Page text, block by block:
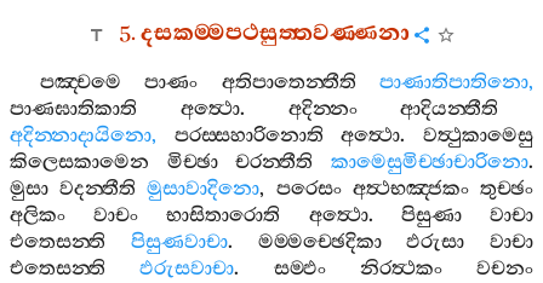
5.දසකම‍්මපථසුත‍්තවණ‍්ණනා
පඤ‍්චමෙ පාණං අතිපාතෙන‍්තීති පාණාතිපාතිනො,
පාණඝාතිකාති
අත්‍ථො. අදින‍්නං
ආදියන‍්තීති
අදින‍්නාදායිනො, පරස‍්සහාරිනොති අත්‍ථො.වත්‍ථුකාමෙසු
කිලෙසකාමෙන
මිච‍්ඡා චරන‍්තීති කාමෙසුමිච‍්ඡාචාරිනො.
මුසා වදන‍්තීති මුසාවාදිනො, පරෙසං අත්‍ථභඤ‍්ජකං තුච‍්ඡං
අලිකං
වාචං භාසිතාරොති අත්‍ථො. පිසුණා
වාචා
එතෙසන‍්ති
පිසුණවාචා. මම‍්මච‍්ඡෙදිකා ඵරුසා
වාචා
එතෙසන‍්ති
ඵරුසවාචා. සම‍්ඵං නිරත්‍ථකං
වචනං